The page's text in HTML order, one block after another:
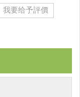
我要给予評價